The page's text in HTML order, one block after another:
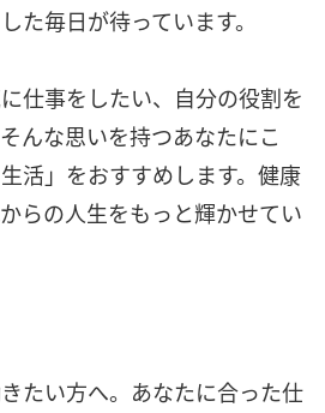
た毎日が待っています。
仕事をしたい、自分の役割を
んな思いを持つあなたにこ
活」をおすすめします。健康
らの人生をもっと輝かせてい
たい方へ。あなたに合った仕